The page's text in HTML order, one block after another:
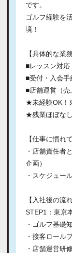
です。
ゴルフ経験を
境！
【具体的な業務
■レッスン対応
■受付・入会手
■店舗運営（売
★未経験OK！
★残業ほぼな
【仕事に慣れ
・店舗責任者
企画）
・スケジュー
【入社後の流れ
STEP1：東京
・ゴルフ基礎
・接客ロール
・店舗運営研